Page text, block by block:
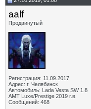
aalf
Продвинутый
Регистрация: 11.09.2017
Адрес: г. Челябинск
Автомобиль: Lada Vesta SW 1.8
АМТ Luxe/Prestige 2019 г.в.
Сообщений: 468